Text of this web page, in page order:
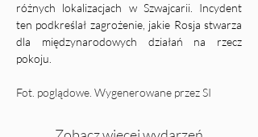
różnych lokalizacjach w Szwajcarii. Incydent
ten podkreślał zagrożenie, jakie Rosja stwarza
dla międzynarodowych działań na rzecz
pokoju.
Fot. poglądowe. Wygenerowane przez SI